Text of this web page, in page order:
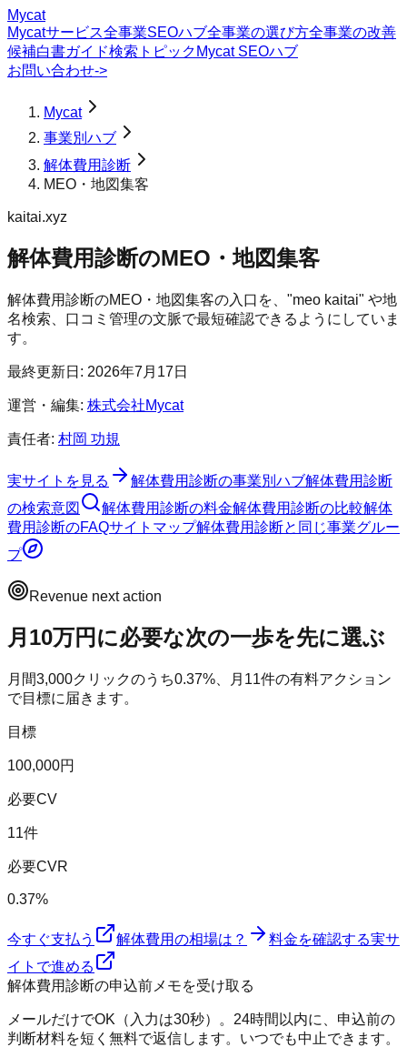
Mycat
Mycatサービス全事業SEOハブ全事業の選び方全事業の改善
候補白書ガイド検索トピック Mycat SEOハブ
お問い合わせ->
Mycat
事業別ハブ
解体費用診断
MEO・地図集客
kaitai.xyz
解体費用診断のMEO・地図集客
解体費用診断のMEO・地図集客の入口を、"meo kaitai" や地
名検索、口コミ管理の文脈で最短確認できるようにしていま
す。
最終更新日: 2026年7月17日
運営・編集: 株式会社Mycat
責任者: 村岡 功規
実サイトを見る 解体費用診断の事業別ハブ解体費用診断
の検索意図
解体費用診断の料金解体費用診断の比較解体
費用診断のFAQサイトマップ解体費用診断と同じ事業グルー
プ
Revenue next action
月10万円に必要な次の一歩を先に選ぶ
月間3,000クリックのうち0.37%、月 11件の有料アクション
で目標に届きます。
目標
100,000円
必要CV
11件
必要CVR
0.37%
今すぐ支払う 解体費用の相場は？ 料金を確認する実サ
イトで進める
解体費用診断の申込前メモを受け取る
メールだけでOK（入力は30秒）。24時間以内に、申込前の
判断材料を短く無料で返信します。いつでも中止できます。